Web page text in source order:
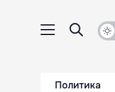
Политика